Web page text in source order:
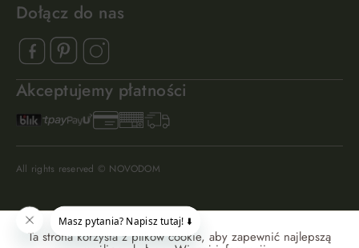
Dołącz do nas
Akceptujemy płatności
All rights reserved © NOVODOM
Ta strona korzysta z plików cookie, aby zapewnić najlepszą